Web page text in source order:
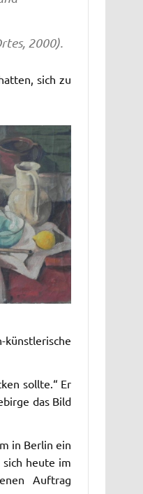
2000).
sich zu
sollte.“ Er
das Bild
in Berlin ein
sich heute im
Auftrag